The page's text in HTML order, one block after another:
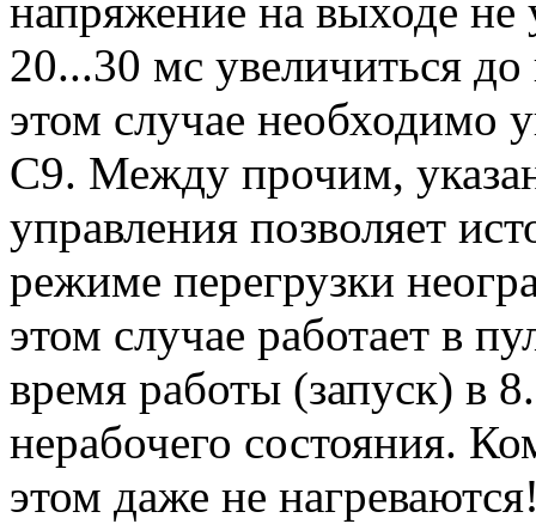
напряжение на выходе не
20...30 мс увеличиться
этом случае необходимо
С9. Между прочим,
управления позволяет
режиме перегрузки
этом случае работает в
время работы (запуск) в
нерабочего состояния.
этом даже не